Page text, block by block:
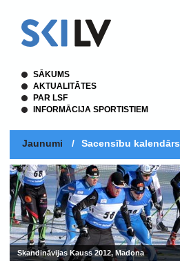
SĀKUMS
AKTUALITĀTES
PAR LSF
INFORMĀCIJA SPORTISTIEM
Jaunumi / Sacensību kalendārs
Skandināvijas Kauss 2012, Madona